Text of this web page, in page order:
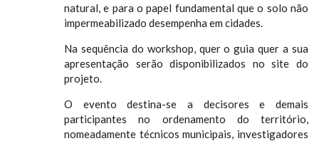
natural, e para o papel fundamental que o solo não
impermeabilizado desempenha em cidades.
Na sequência do workshop, quer o guia quer a sua
apresentação serão disponibilizados no site do
projeto.
O evento destina-se a decisores e demais
participantes no ordenamento do território,
nomeadamente técnicos municipais, investigadores